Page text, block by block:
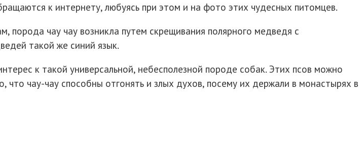
к интернету, любуясь при этом и на фото этих чудесных питомцев.
порода чау чау возникла путем скрещивания полярного медведя с
такой же синий язык.
к такой универсальной, небесполезной породе собак. Этих псов можно
что чау-чау способны отгонять и злых духов, посему их держали в монастырях в